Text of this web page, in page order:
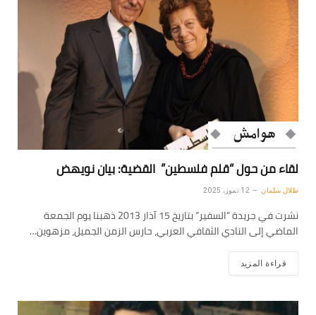
لقاء من حول “قلم فلسطين” القضية: بيان نويهض
طلال سلمان 12 تموز، 2025
نشرت في جريدة “السفير” بتاريخ 15 آذار 2013 ذهبنا يوم الجمعة
الماضي إلى النادي الثقافي العربي، حارس الزمن الجميل، مزهوين…
قراءة المزيد